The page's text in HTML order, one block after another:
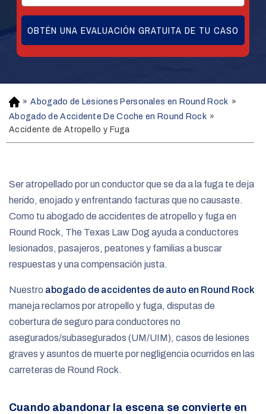
H
o
m
e
» Abogado de Lesiones Personales en Round Rock »
Abogado de Accidente De Coche en Round Rock »
Accidente de Atropello y Fuga
Ser atropellado por un conductor que se da a la fuga te deja
herido, enojado y enfrentando facturas que no causaste.
Como tu abogado de accidentes de atropello y fuga en
Round Rock, The Texas Law Dog ayuda a conductores
lesionados, pasajeros, peatones y familias a buscar
respuestas y una compensación justa.
Nuestro abogado de accidentes de auto en Round Rock
maneja reclamos por atropello y fuga, disputas de
cobertura de seguro para conductores no
asegurados/subasegurados (UM/UIM), casos de lesiones
graves y asuntos de muerte por negligencia ocurridos en las
carreteras de Round Rock.
Cuando abandonar la escena se convierte en